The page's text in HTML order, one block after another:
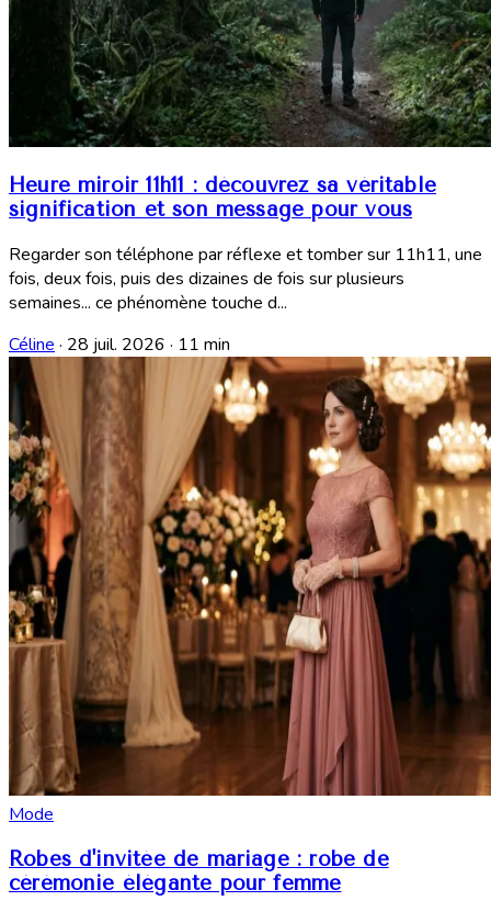
Heure miroir 11h11 : découvrez sa véritable
signification et son message pour vous
Regarder son téléphone par réflexe et tomber sur 11h11, une
fois, deux fois, puis des dizaines de fois sur plusieurs
semaines... ce phénomène touche d...
Céline · 28 juil. 2026 · 11 min
Mode
Robes d'invitée de mariage : robe de
cérémonie élégante pour femme